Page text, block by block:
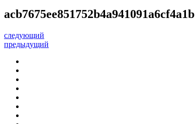
acb7675ee851752b4a941091a6cf4a1b
следующий
предыдущий